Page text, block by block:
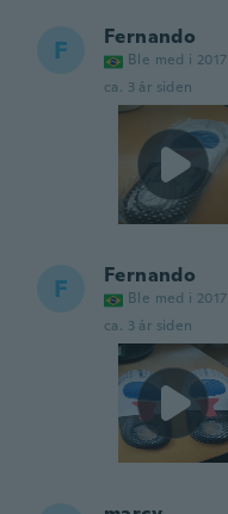
F Fernando
Ble med i 2017
ca. 3 år siden
F Fernando
Ble med i 2017
ca. 3 år siden